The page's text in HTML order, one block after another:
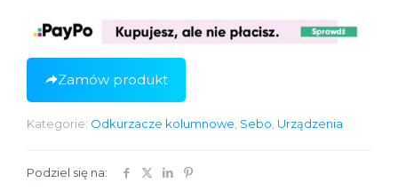
Zamów produkt
Kategorie: Odkurzacze kolumnowe Sebo Urządzenia
Podziel się na: